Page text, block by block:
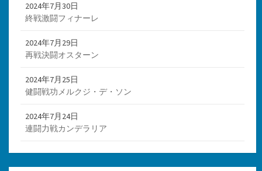
2024年7月30日
終戦激闘フィナーレ
2024年7月29日
再戦決闘オスターン
2024年7月25日
健闘戦功メルクジ・デ・ソン
2024年7月24日
連闘力戦カンデラリア